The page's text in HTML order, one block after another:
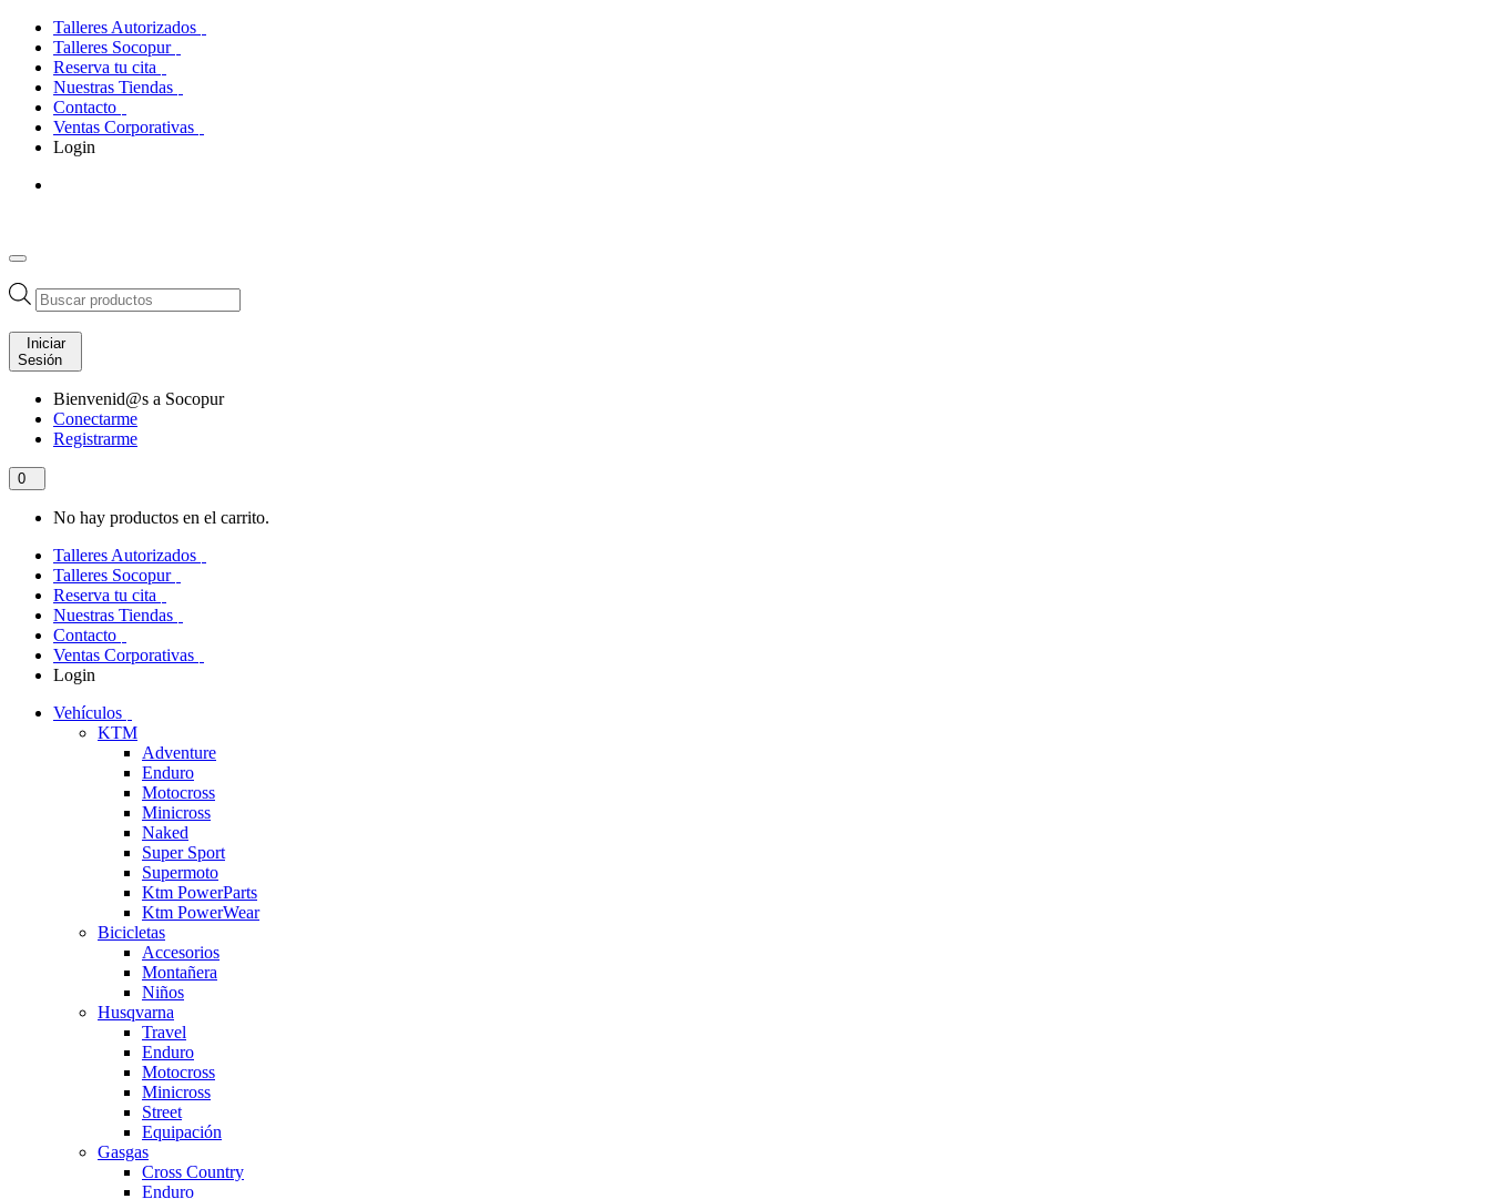
Talleres Autorizados
Talleres Socopur
Reserva tu cita
Nuestras Tiendas
Contacto
Ventas Corporativas
Login
Búsqueda
de
productos
Iniciar
Sesión
Bienvenid@s a Socopur
Conectarme
Registrarme
0
No hay productos en el carrito.
Talleres Autorizados
Talleres Socopur
Reserva tu cita
Nuestras Tiendas
Contacto
Ventas Corporativas
Login
Vehículos
KTM
Adventure
Enduro
Motocross
Minicross
Naked
Super Sport
Supermoto
Ktm PowerParts
Ktm PowerWear
Bicicletas
Accesorios
Montañera
Niños
Husqvarna
Travel
Enduro
Motocross
Minicross
Street
Equipación
Gasgas
Cross Country
Enduro